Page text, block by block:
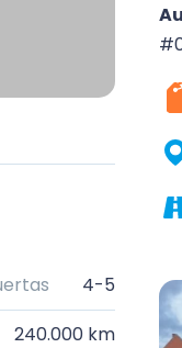
4-5
240.000 km